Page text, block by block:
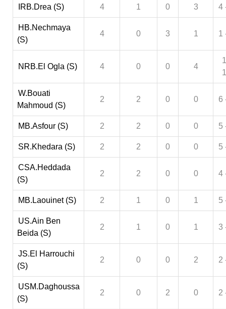
IRB.Drea (S) 4 1 0 3 4
HB.Nechmaya
(S)
4 0 3 1 1
NRB.El Ogla (S) 4 0 0 4
W.Bouati
Mahmoud (S)
2 2 0 0 6
MB.Asfour (S) 2 2 0 0 5
SR.Khedara (S) 2 2 0 0 5
CSA.Heddada
(S)
2 2 0 0 4
MB.Laouinet (S) 2 1 0 1 5
US.Ain Ben
Beida (S)
2 1 0 1 3
JS.El Harrouchi
(S)
2 0 0 2 2
USM.Daghoussa
(S)
2 0 2 0 2